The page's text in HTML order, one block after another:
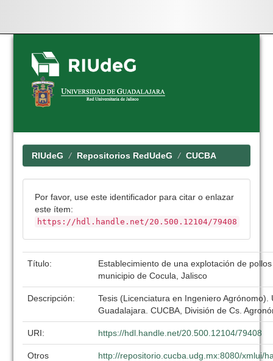
Skip
navigation
RIUdeG Repositorios RedUdeG CUCBA
Por favor, use este identificador para citar o enlazar
este ítem:
https://hdl.handle.net/20.500.12104/79408
Título:
Establecimiento de una explotación de
municipio de Cocula, Jalisco
Descripción:
Tesis (Licenciatura en Ingeniero Agrónomo).
Guadalajara. CUCBA, División de Cs.
URI: https://hdl.handle.net/20.500.12104/79408
Otros
http://repositorio.cucba.udg.mx:8080/xmlui/